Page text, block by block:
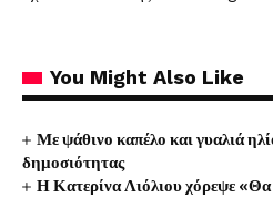
You Might Also Like
Με ψάθινο καπέλο και γυαλιά
δημοσιότητας
Η Κατερίνα Λιόλιου χόρεψε «Θα